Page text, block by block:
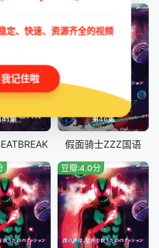
第35集 第36集
第43集
41集 第46集
假面骑士ZZZ国语
豆瓣:4.0分
、快速、资源齐全的视频
记住啦